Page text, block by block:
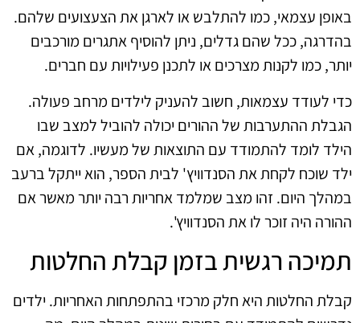
באופן עצמאי, כמו להתלבש או לארגן את הצעצועים שלהם.
בהדרגה, ככל שהם גדלים, ניתן להוסיף אתגרים מורכבים
יותר, כמו לקנות מצרכים או לתכנן פעילויות עם חברים.
כדי לעודד עצמאות, חשוב להעניק לילדים מרחב פעולה.
הגבלת ההתערבות של ההורים יכולה להוביל למצב שבו
הילד לומד להתמודד עם התוצאות של מעשיו. לדוגמה, אם
ילד שוכח לקחת את הסנדוויץ' לבית הספר, הוא ייתקל ברעב
במהלך היום. זהו מצב שמלמד אחריות רבה יותר מאשר אם
ההורה היה זוכר לו את הסנדוויץ'.
תמיכה רגשית בזמן קבלת החלטות
קבלת החלטות היא חלק מרכזי בהתפתחות האחריות. ילדים